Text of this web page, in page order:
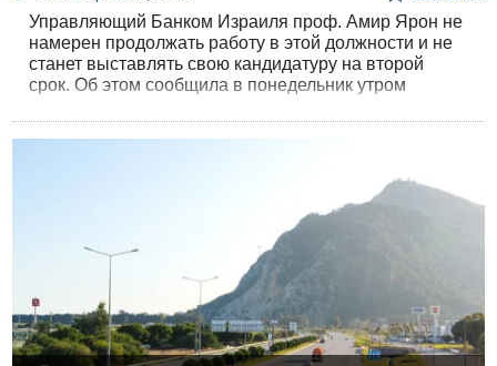
Управляющий Банком Израиля проф. Амир Ярон не
намерен продолжать работу в этой должности и не
станет выставлять свою кандидатуру на второй
срок. Об этом сообщила в понедельник утром